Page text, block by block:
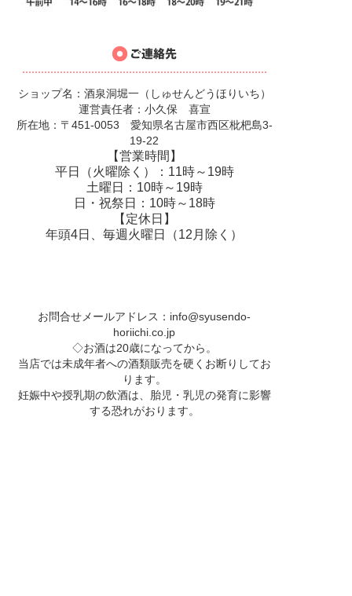
ショップ名：酒泉洞堀一（しゅせんどうほりいち）
運営責任者：小久保 喜宣
所在地：〒451-0053 愛知県名古屋市西区枇杷島3-
19-22
【営業時間】
平日（火曜除く）：11時～19時
土曜日：10時～19時
日・祝祭日：10時～18時
【定休日】
年頭4日、毎週火曜日（12月除く）
お問合せメールアドレス： info@syusendo-
horiichi.co.jp
◇お酒は20歳になってから。
当店では未成年者への酒類販売を硬くお断りしてお
ります。
妊娠中や授乳期の飲酒は、胎児・乳児の発育に影響
する恐れがおります。